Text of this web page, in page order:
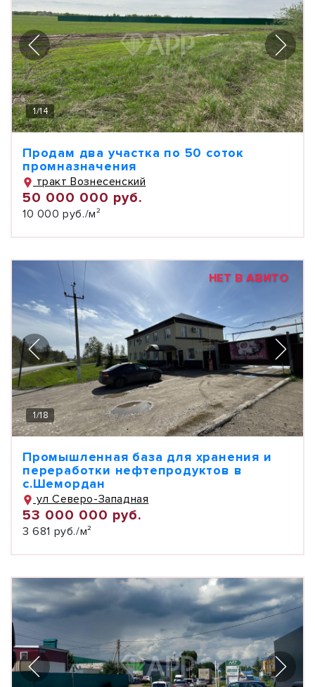
1/14
Продам два участка по 50 соток
промназначения
тракт Вознесенский
50 000 000 руб.
10 000 руб./м²
НЕТ В АВИТО
1/18
Промышленная база для хранения и
переработки нефтепродуктов в
с.Шемордан
ул Северо-Западная
53 000 000 руб.
3 681 руб./м²